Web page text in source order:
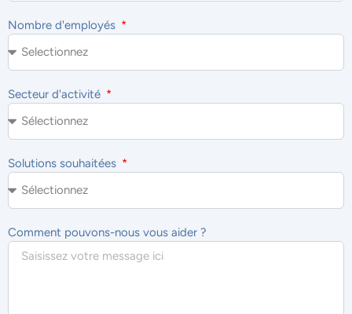
Nombre d'employés
Secteur d'activité
Solutions souhaitées
Comment pouvons-nous vous aider ?